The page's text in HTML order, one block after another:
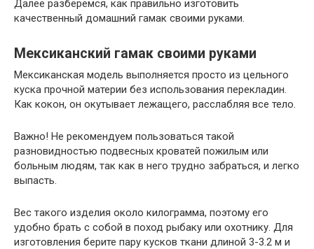
Далее разберемся, как правильно изготовить
качественный домашний гамак своими руками.
Мексиканский гамак своими руками
Мексиканская модель выполняется просто из цельного
куска прочной материи без использования перекладин.
Как кокон, он окутывает лежащего, расслабляя все тело.
Важно! Не рекомендуем пользоваться такой
разновидностью подвесных кроватей пожилым или
больным людям, так как в него трудно забраться, и легко
выпасть.
Вес такого изделия около килограмма, поэтому его
удобно брать с собой в поход рыбаку или охотнику. Для
изготовления берите пару кусков ткани длиной 3-3.2 м и